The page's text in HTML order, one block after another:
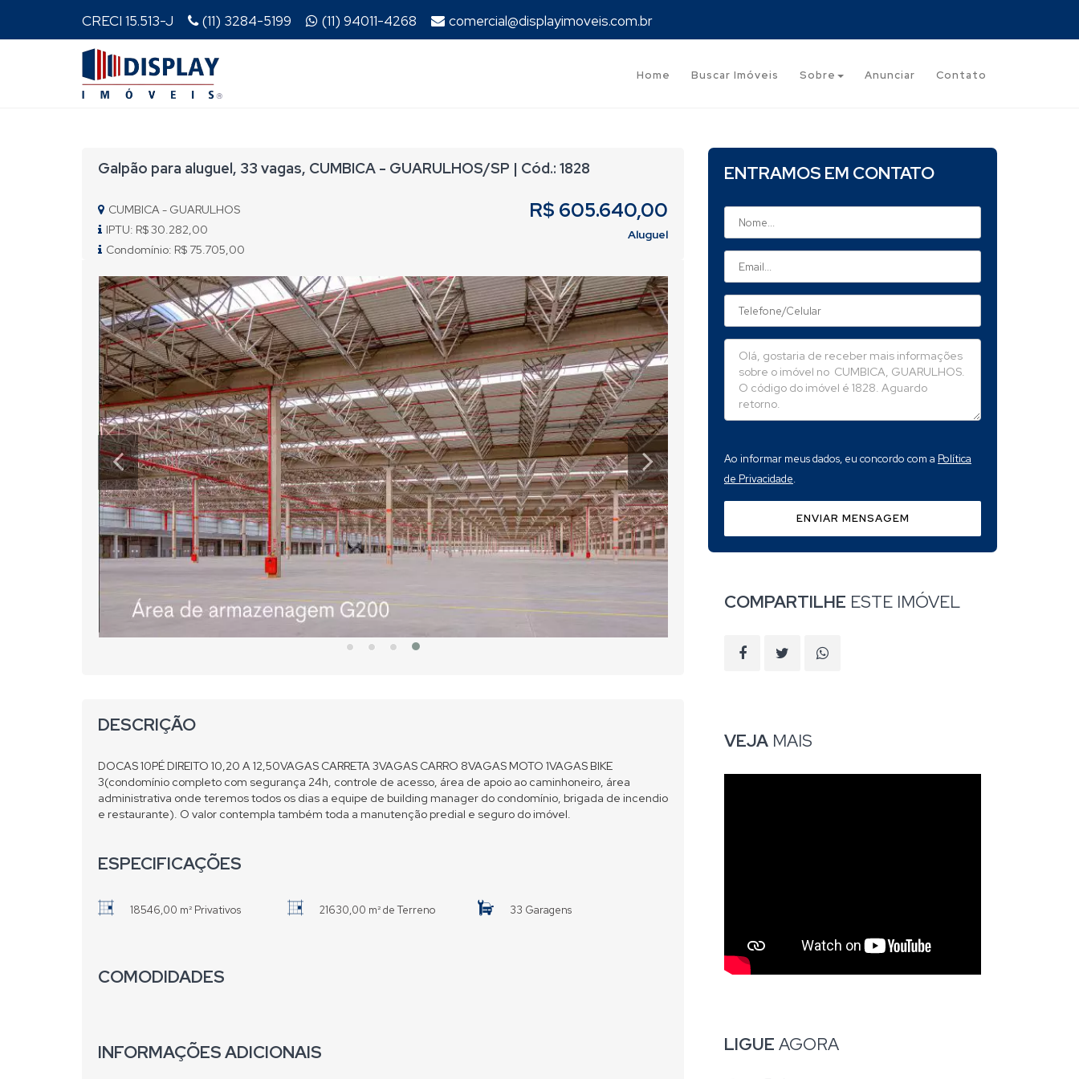
CRECI 15.513-J (11) 3284-5199 (11) 94011-4268 comercial@displayimoveis.com.br
Home Buscar Imóveis Sobre Anunciar Contato
Galpão para aluguel, 33 vagas, CUMBICA - GUARULHOS/SP | Cód.: 1828
CUMBICA - GUARULHOS
IPTU: R$ 30.282,00
Condomínio: R$ 75.705,00
R$ 605.640,00
Aluguel
Previous Next
DESCRIÇÃO
DOCAS 10PÉ DIREITO 10,20 A 12,50VAGAS CARRETA 3VAGAS CARRO 8VAGAS MOTO 1VAGAS BIKE
3(condomínio completo com segurança 24h, controle de acesso, área de apoio ao caminhoneiro, área
administrativa onde teremos todos os dias a equipe de building manager do condomínio, brigada de incendio
e restaurante). O valor contempla também toda a manutenção predial e seguro do imóvel.
ESPECIFICAÇÕES
18546,00 m² Privativos 21630,00 m² de Terreno 33 Garagens
COMODIDADES
INFORMAÇÕES ADICIONAIS
ENTRAMOS EM CONTATO
Ao informar meus dados, eu concordo com a Política
de Privacidade.
ENVIAR MENSAGEM
COMPARTILHE ESTE IMÓVEL
VEJA MAIS
LIGUE AGORA